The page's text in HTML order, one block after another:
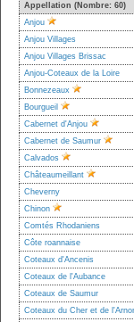
Appellation (Nombre: 60)
Anjou
Anjou Villages
Anjou Villages Brissac
Anjou-Coteaux de la Loire
Bonnezeaux
Bourgueil
Cabernet d'Anjou
Cabernet de Saumur
Calvados
Châteaumeillant
Cheverny
Chinon
Comtés Rhodaniens
Côte roannaise
Coteaux d'Ancenis
Coteaux de l'Aubance
Coteaux de Saumur
Coteaux du Cher et de